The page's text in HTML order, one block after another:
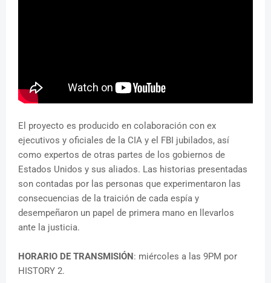
El proyecto es producido en colaboración con ex
ejecutivos y oficiales de la CIA y el FBI jubilados, así
como expertos de otras partes de los gobiernos de
Estados Unidos y sus aliados. Las historias presentadas
son contadas por las personas que experimentaron las
consecuencias de la traición de cada espía y
desempeñaron un papel de primera mano en llevarlos
ante la justicia.
HORARIO DE TRANSMISIÓN: miércoles a las 9PM por
HISTORY 2.